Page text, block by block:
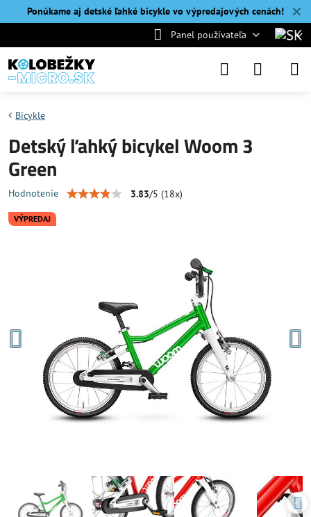
✕
Ponúkame aj detské ľahké bicykle vo výpredajových cenách!
Panel používateľa
VÝPREDAJ
Bicykle
Detský ľahký bicykel Woom 3
Green
Hodnotenie 3.83/5 (18x)